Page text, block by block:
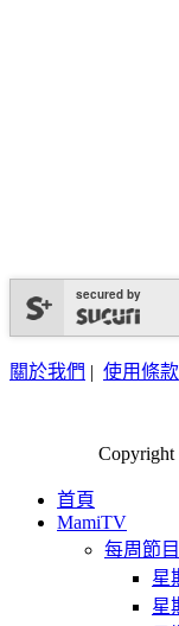
secured by
關於我們 | 使用條款
Copyright
首頁
MamiTV
每周節目
星
星